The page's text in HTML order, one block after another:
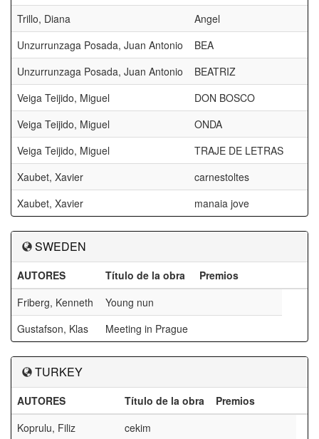
Trillo, Diana
Angel
Unzurrunzaga Posada, Juan Antonio
BEA
Unzurrunzaga Posada, Juan Antonio
BEATRIZ
Veiga Teijido, Miguel
DON BOSCO
Veiga Teijido, Miguel
ONDA
Veiga Teijido, Miguel
TRAJE DE LETRAS
Xaubet, Xavier
carnestoltes
Xaubet, Xavier
manaia jove
SWEDEN
AUTORES Título de la obra
Premios
Friberg, Kenneth
Young nun
Gustafson, Klas
Meeting in Prague
TURKEY
AUTORES Título de la obra
Premios
Koprulu, Filiz
cekim